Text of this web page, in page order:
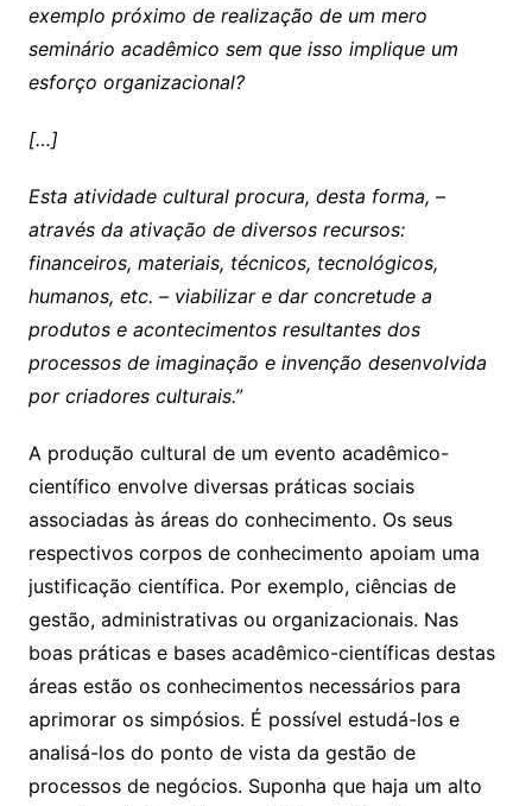
exemplo próximo de realização de um mero
seminário acadêmico sem que isso implique um
esforço organizacional?
[…]
Esta atividade cultural procura, desta forma, –
através da ativação de diversos recursos:
financeiros, materiais, técnicos, tecnológicos,
humanos, etc. – viabilizar e dar concretude a
produtos e acontecimentos resultantes dos
processos de imaginação e invenção desenvolvida
por criadores culturais.”
A produção cultural de um evento acadêmico-
científico envolve diversas práticas sociais
associadas às áreas do conhecimento. Os seus
respectivos corpos de conhecimento apoiam uma
justificação científica. Por exemplo, ciências de
gestão, administrativas ou organizacionais. Nas
boas práticas e bases acadêmico-científicas destas
áreas estão os conhecimentos necessários para
aprimorar os simpósios. É possível estudá-los e
analisá-los do ponto de vista da gestão de
processos de negócios. Suponha que haja um alto